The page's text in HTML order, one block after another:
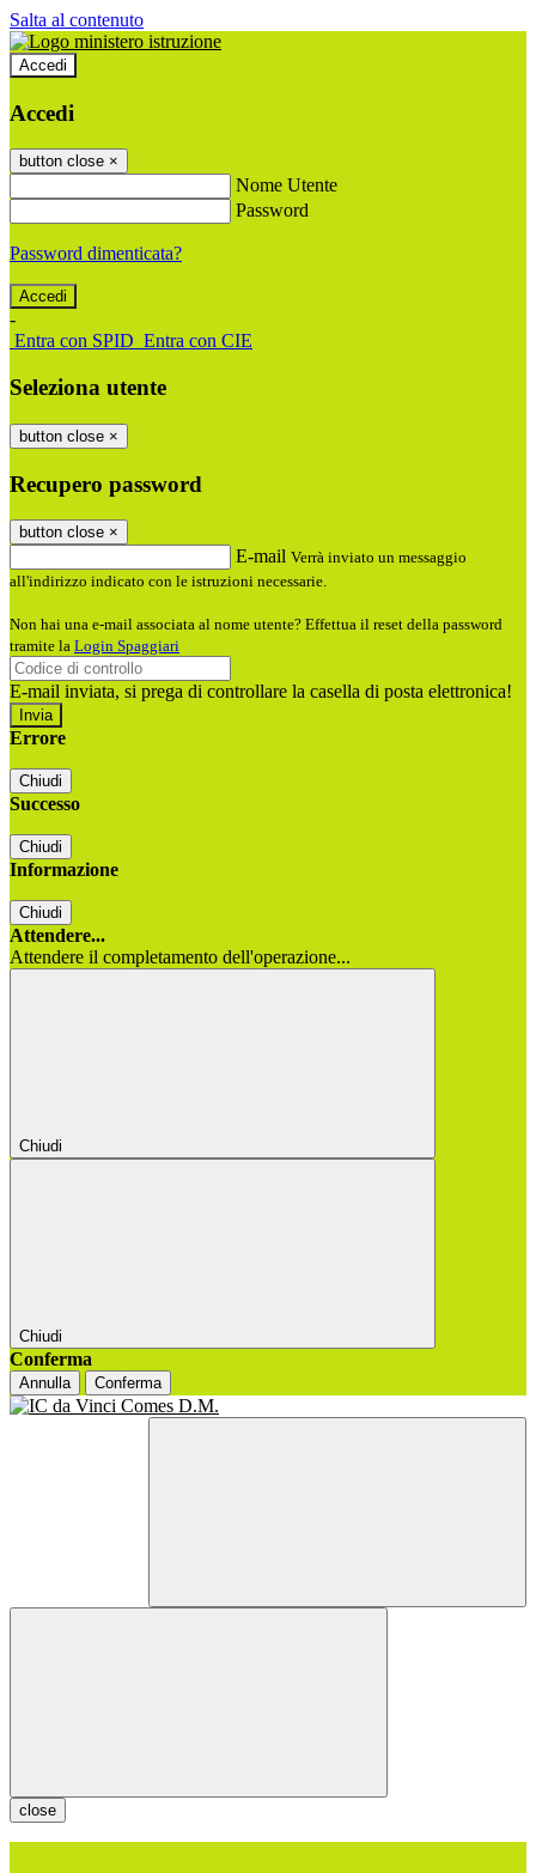
Salta al contenuto
Accedi
Accedi
button close ×
Nome Utente
Password
Password dimenticata?
-
Entra con SPID Entra con CIE
Seleziona utente
button close ×
Recupero password
button close ×
E-mail Verrà inviato un messaggio
all'indirizzo indicato con le istruzioni necessarie.
Non hai una e-mail associata al nome utente? Effettua il reset della password
tramite la Login Spaggiari
E-mail inviata, si prega di controllare la casella di posta elettronica!
Errore
Chiudi
Successo
Chiudi
Informazione
Chiudi
Attendere...
Attendere il completamento dell'operazione...
Chiudi
Chiudi
Conferma
Annulla Conferma
close